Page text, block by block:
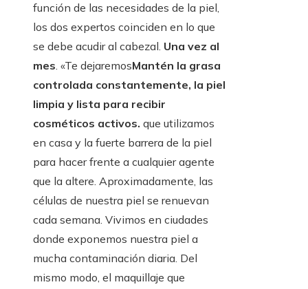
función de las necesidades de la piel,
los dos expertos coinciden en lo que
se debe acudir al cabezal. Una vez al
mes. «Te dejaremosMantén la grasa
controlada constantemente, la piel
limpia y lista para recibir
cosméticos activos. que utilizamos
en casa y la fuerte barrera de la piel
para hacer frente a cualquier agente
que la altere. Aproximadamente, las
células de nuestra piel se renuevan
cada semana. Vivimos en ciudades
donde exponemos nuestra piel a
mucha contaminación diaria. Del
mismo modo, el maquillaje que